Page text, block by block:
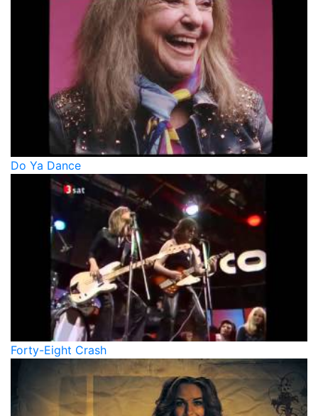
Do Ya Dance
Forty-Eight Crash